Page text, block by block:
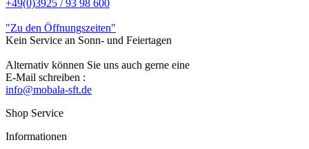
+49(0)3925 / 93 98 600
"Zu den Öffnungszeiten"
Kein Service an Sonn- und Feiertagen
Alternativ können Sie uns auch gerne eine
E-Mail schreiben :
info@mobala-sft.de
Shop Service
Informationen